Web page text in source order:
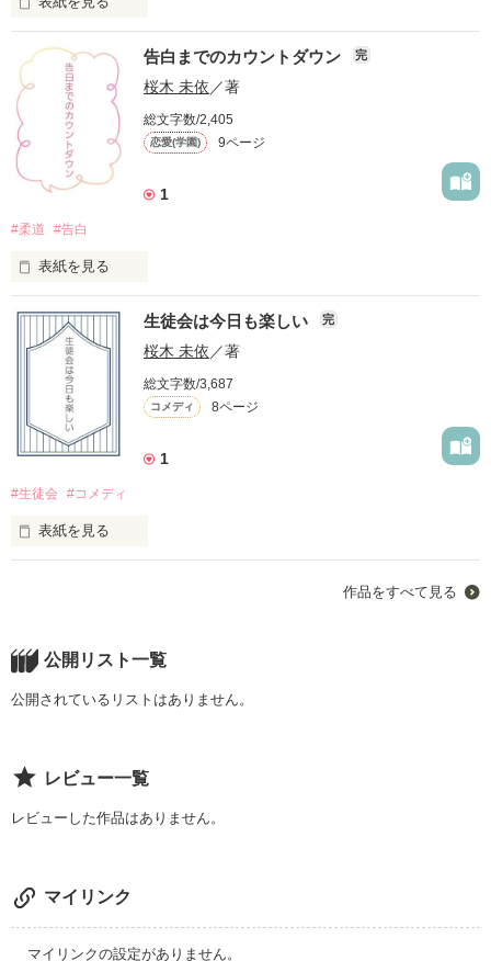
―そして、次の日。
同じクラスで見つけられたのだけれど。
…彼はふたりいた。
そっくりな、双子だった。
あの日、ジャージを貸してくれたのは―――？
＊＊＊＊＊＊＊＊
「ゆっくり、好きになってもらおうと思ったけど。
だって、心春も。
＊＊＊＊＊＊＊＊
「…なあ、もうすぐハタチになるから。
酒飲むのに付き合えよ」
あと５分でハタチになる幼なじみの話。
告白までのカウントダウン 完
桜木 未依／著
総文字数/2,405
恋愛(学園) 9ページ
1
#柔道 #告白
表紙を見る
私の大好きな先輩はもうすぐ、卒業してしまう。
だから、その前に。
柔道女子×柔道男子
生徒会は今日も楽しい 完
桜木 未依／著
総文字数/3,687
コメディ 8ページ
1
#生徒会 #コメディ
表紙を見る
「臨時だなんて一体何事ですか。議題は？」
いて」
ー生徒会は今日も楽しいー
＊ラブ要素ありのコメディです。
作品をすべて見る
公開リスト一覧
公開されているリストはありません。
レビュー一覧
レビューした作品はありません。
マイリンク
マイリンクの設定がありません。